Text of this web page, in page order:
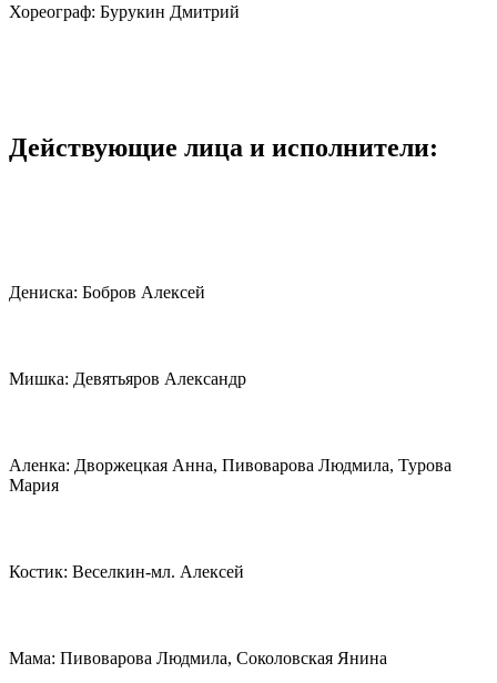
Хореограф: Бурукин Дмитрий
Действующие лица и исполнители:
Дениска: Бобров Алексей
Мишка: Девятьяров Александр
Аленка: Дворжецкая Анна, Пивоварова Людмила, Турова
Мария
Костик: Веселкин-мл. Алексей
Мама: Пивоварова Людмила, Соколовская Янина